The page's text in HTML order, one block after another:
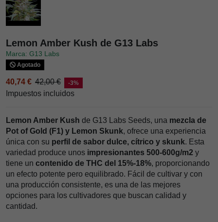
Lemon Amber Kush de G13 Labs
Marca: G13 Labs
Agotado
40,74 € 42,00 € -3%
Impuestos incluidos
Lemon Amber Kush de G13 Labs Seeds, una mezcla de
Pot of Gold (F1) y Lemon Skunk, ofrece una experiencia
única con su perfil de sabor dulce, cítrico y skunk. Esta
variedad produce unos impresionantes 500-600g/m2 y
tiene un contenido de THC del 15%-18%, proporcionando
un efecto potente pero equilibrado. Fácil de cultivar y con
una producción consistente, es una de las mejores
opciones para los cultivadores que buscan calidad y
cantidad.